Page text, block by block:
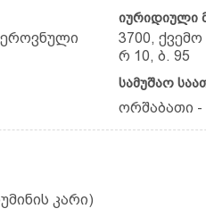
ეროვნული
იურიდიული
3700,
რ 10, ბ. 95
სამუშაო
ორშაბათი -
კარი)